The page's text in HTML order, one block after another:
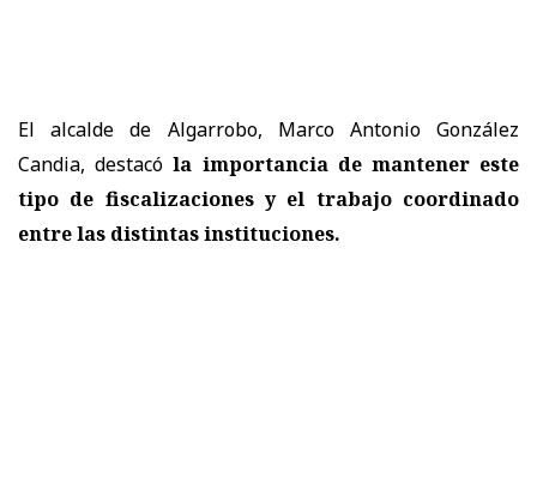
El alcalde de Algarrobo, Marco Antonio González
Candia, destacó la importancia de mantener este
tipo de fiscalizaciones y el trabajo coordinado
entre las distintas instituciones.